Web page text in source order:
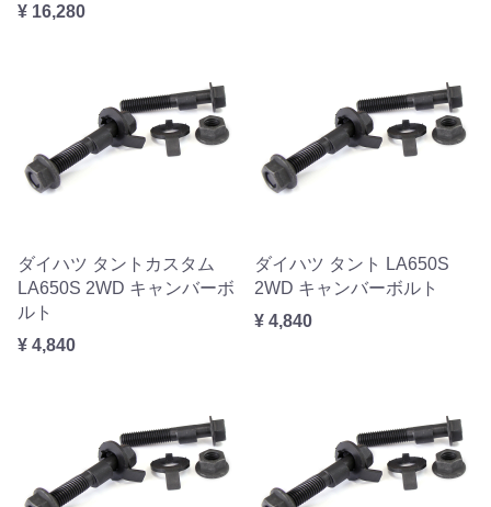
¥ 16,280
ダイハツ タントカスタム
LA650S 2WD キャンバーボ
ルト
¥ 4,840
ダイハツ タント LA650S
2WD キャンバーボルト
¥ 4,840